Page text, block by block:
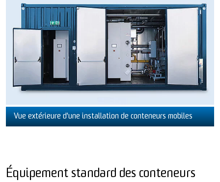
Vue extérieure d'une installation de conteneurs mobiles
Équipement standard des conteneurs